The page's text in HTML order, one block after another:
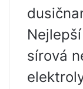
sírová